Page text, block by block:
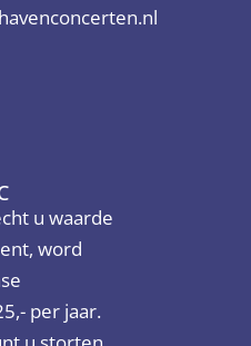
u waarde
word
per jaar.